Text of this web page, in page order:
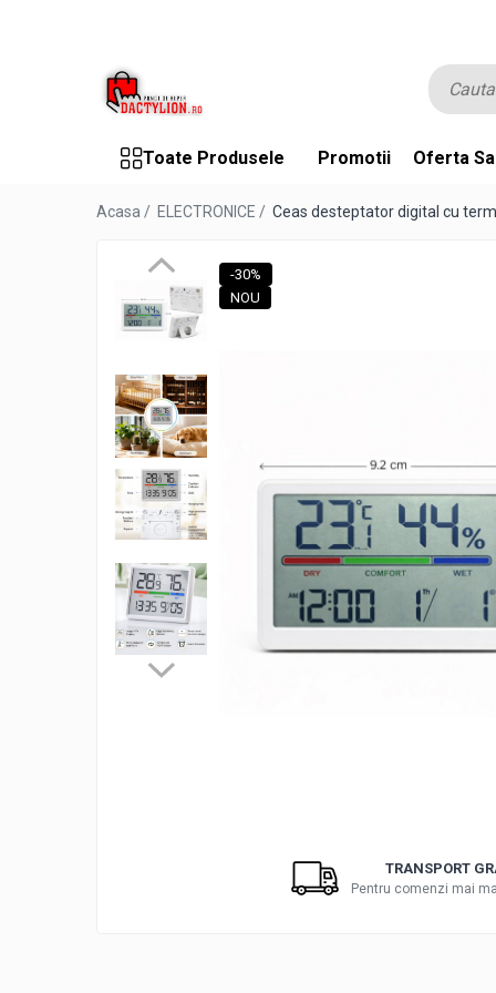
Toate Produsele Promotii Oferta
Acasa / ELECTRONICE / Ceas desteptator digital cu
-30%
NOU
TRANSPORT
Pentru comenzi mai